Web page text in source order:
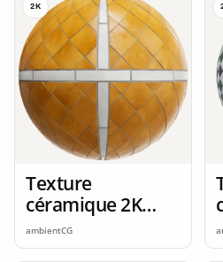
2K
Texture
céramique 2K
seamless
ambientCG